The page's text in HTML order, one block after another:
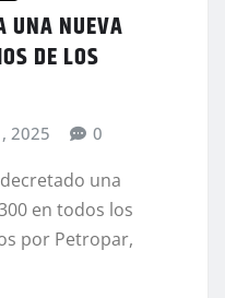
UNA NUEVA
DE LOS
2025 0
una
en todos los
por Petropar,